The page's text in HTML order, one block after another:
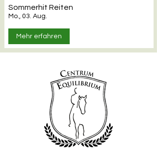
Sommerhit Reiten
Mo., 03. Aug.
Mehr erfahren